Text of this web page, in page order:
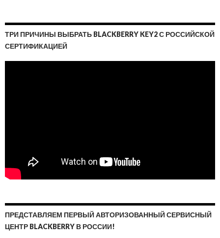
ТРИ ПРИЧИНЫ ВЫБРАТЬ BLACKBERRY KEY2 С РОССИЙСКОЙ
СЕРТИФИКАЦИЕЙ
ПРЕДСТАВЛЯЕМ ПЕРВЫЙ АВТОРИЗОВАННЫЙ СЕРВИСНЫЙ
ЦЕНТР BLACKBERRY В РОССИИ!